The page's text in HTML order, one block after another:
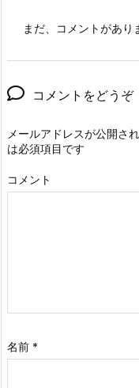
まだ、コメントがあり
コメントをどうぞ
メールアドレスが公開さ
は必須項目です
コメント
名前 *